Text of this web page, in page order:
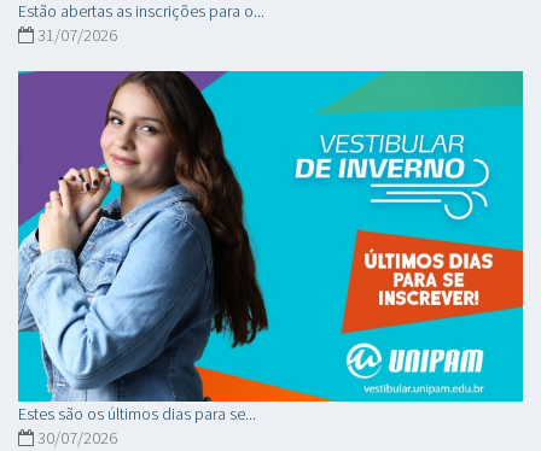
Estão abertas as inscrições para o...
31/07/2026
Estes são os últimos dias para se...
30/07/2026